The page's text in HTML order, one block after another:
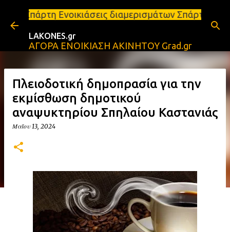
Μετάβαση στο κύριο περιεχόμενο
διαμερισμάτων Σπάρτη και Λακωνία
LAKONES.gr
ΑΓΟΡΑ ΕΝΟΙΚΙΑΣΗ ΑΚΙΝΗΤΟΥ Grad.gr
Πλειοδοτική δημοπρασία για την
εκμίσθωση δημοτικού
αναψυκτηρίου Σπηλαίου Καστανιάς
Μαΐου 13, 2024